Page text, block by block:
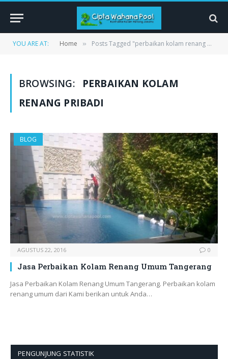
YOU ARE AT: Home » Posts Tagged "perbaikan kolam renang pribadi"
BROWSING:
PERBAIKAN KOLAM
RENANG PRIBADI
BLOG
AGUSTUS 22, 2016 0
Jasa Perbaikan Kolam Renang Umum Tangerang
Jasa Perbaikan Kolam Renang Umum Tangerang. Perbaikan kolam
renang umum dari Kami berikan untuk Anda…
PENGUNJUNG STATISTIK